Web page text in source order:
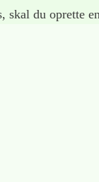
skal du oprette